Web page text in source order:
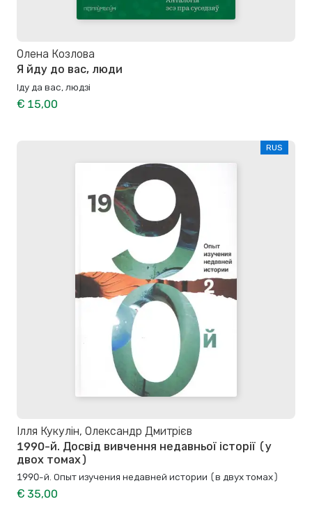
Олена Козлова
Я йду до вас, люди
Іду да вас, людзі
€ 15,00
RUS
Ілля Кукулін, Олександр Дмитрієв
1990-й. Досвід вивчення недавньої історії (у
двох томах)
1990-й. Опыт изучения недавней истории (в двух томах)
€ 35,00